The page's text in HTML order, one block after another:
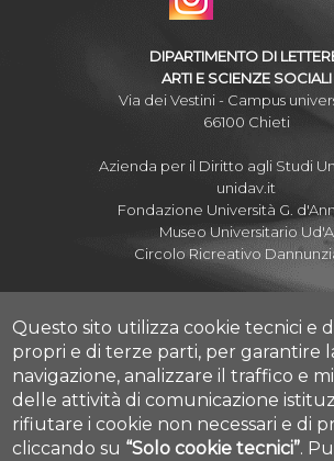
DIPARTIMENTO DI
ARTI E SCIENZE SOCIALI
Via dei Vestini - Campus
66100 Chieti
Azienda per il Diritto agli Studi
unidav.it
Fondazione Università G.
Museo Universitario Ud'A
Circolo Ricreativo
Albo Pretorio Online
Amministrazione
Mettiamoci la Faccia
Fatturazione elettronica
Cookie settings
Questo sito utilizza cookie tecnici e
propri e di terze parti, per garantire
navigazione, analizzare il traffico e
delle attività di comunicazione
rifiutare i cookie non necessari e di
cliccando su “Solo cookie tecnici”.